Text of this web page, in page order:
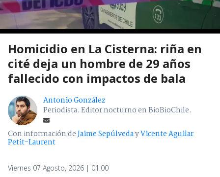
Homicidio en La Cisterna: riña en
cité deja un hombre de 29 años
fallecido con impactos de bala
Antonio González
Periodista. Editor nocturno en BioBioChile.
Con información deJaime SepúlvedayVicente Aguilar
Petit-Laurent
Viernes 07 Agosto, 2026 | 01:00